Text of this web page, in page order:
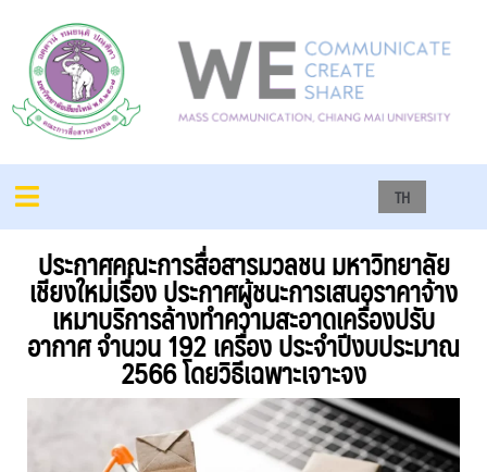
TH
ประกาศคณะการสื่อสารมวลชน มหาวิทยาลัย
เชียงใหม่เรื่อง ประกาศผู้ชนะการเสนอราคาจ้าง
เหมาบริการล้างทำความสะอาดเครื่องปรับ
อากาศ จำนวน 192 เครื่อง ประจำปีงบประมาณ
2566 โดยวิธีเฉพาะเจาะจง